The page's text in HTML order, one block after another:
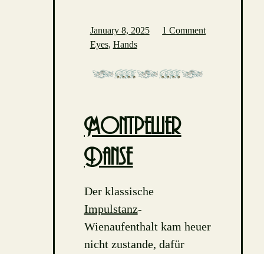
January 8, 2025
1 Comment
Eyes, Hands
Montpellier
Danse
Der klassische
Impulstanz-
Wienaufenthalt kam heuer
nicht zustande, dafür